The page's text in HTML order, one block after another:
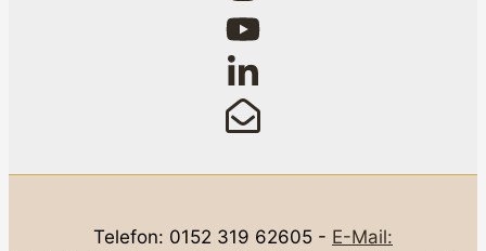
Telefon: 0152 319 62605 - E-Mail: